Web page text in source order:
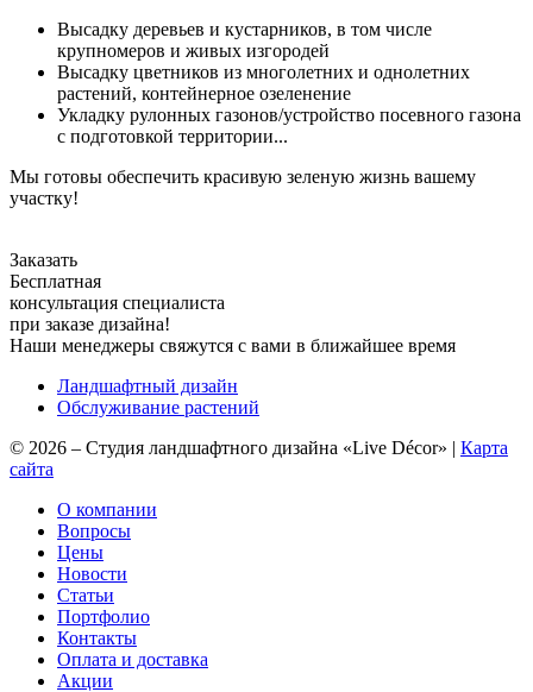
Высадку деревьев и кустарников, в том числе
крупномеров и живых изгородей
Высадку цветников из многолетних и однолетних
растений, контейнерное озеленение
Укладку рулонных газонов/устройство посевного газона
с подготовкой территории...
Мы готовы обеспечить красивую зеленую жизнь вашему
участку!
Заказать
Бесплатная
консультация специалиста
при заказе дизайна!
Наши менеджеры свяжутся с вами в ближайшее время
Ландшафтный дизайн
Обслуживание растений
© 2026 – Студия ландшафтного дизайна «Live Décor» | Карта
сайта
О компании
Вопросы
Цены
Новости
Статьи
Портфолио
Контакты
Оплата и доставка
Акции